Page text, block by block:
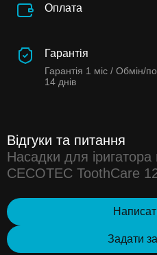
Оплата
Гарантія
Гарантія 1 міс / Обмін/
14 днів
Відгуки та питання
Насадки для іригатора
CECOTEC ToothCare
Задати